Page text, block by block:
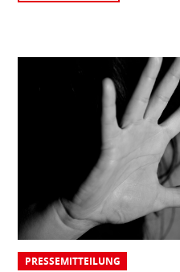
PRESSEMITTEILUNG